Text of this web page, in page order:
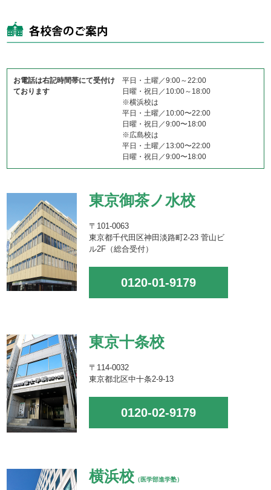
お電話は右記時間帯にて受付け
ております
平日・土曜／9:00～22:00
日曜・祝日／10:00～18:00
※横浜校は
平日・土曜／10:00〜22:00
日曜・祝日／9:00〜18:00
※広島校は
平日・土曜／13:00〜22:00
日曜・祝日／9:00〜18:00
東京御茶ノ水校
〒101-0063
東京都千代田区神田淡路町2-23 菅山ビ
ル2F（総合受付）
0120-01-9179
東京十条校
〒114-0032
東京都北区中十条2-9-13
0120-02-9179
横浜校 （医学部進学塾）